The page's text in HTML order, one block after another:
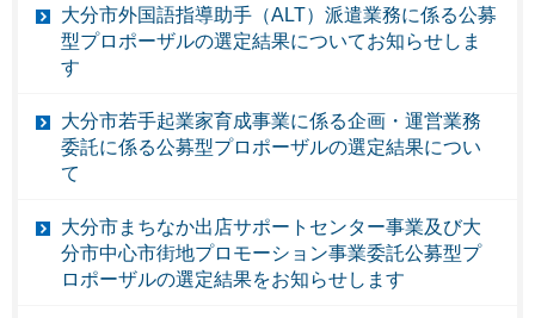
大分市外国語指導助手（ALT）派遣業務に係る公募
型プロポーザルの選定結果についてお知らせしま
す
大分市若手起業家育成事業に係る企画・運営業務
委託に係る公募型プロポーザルの選定結果につい
て
大分市まちなか出店サポートセンター事業及び大
分市中心市街地プロモーション事業委託公募型プ
ロポーザルの選定結果をお知らせします